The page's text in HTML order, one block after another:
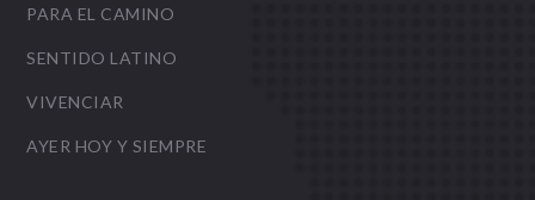
PARA EL CAMINO
SENTIDO LATINO
VIVENCIAR
AYER HOY Y SIEMPRE